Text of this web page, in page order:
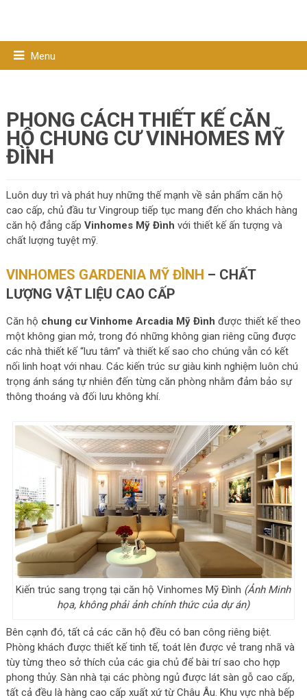
Menu
PHONG CÁCH THIẾT KẾ CĂN
HỘ CHUNG CƯ VINHOMES MỸ
ĐÌNH
Luôn duy trì và phát huy những thế mạnh về sản phẩm căn hộ
cao cấp, chủ đầu tư Vingroup tiếp tục mang đến cho khách hàng
căn hộ đẳng cấp Vinhomes Mỹ Đình với thiết kế ấn tượng và
chất lượng tuyệt mỹ.
VINHOMES GARDENIA MỸ ĐÌNH – CHẤT
LƯỢNG VẬT LIỆU CAO CẤP
Căn hộ chung cư Vinhome Arcadia Mỹ Đình được thiết kế theo
một không gian mở, trong đó những không gian riêng cũng được
các nhà thiết kế “lưu tâm” và thiết kế sao cho chúng vẫn có kết
nối linh hoạt với nhau. Các kiến trúc sư giàu kinh nghiệm luôn chú
trọng ánh sáng tự nhiên đến từng căn phòng nhằm đảm bảo sự
thông thoáng và đối lưu không khí.
Kiến trúc sang trọng tại căn hộ Vinhomes Mỹ Đình (Ảnh Minh
họa, không phải ảnh chính thức của dự án)
Bên cạnh đó, tất cả các căn hộ đều có ban công riêng biệt.
Phòng khách được thiết kế tinh tế, toát lên được vẻ trang nhã và
tùy từng theo sở thích của các gia chủ để bài trí sao cho hợp
phong thủy. Sàn nhà tại các phòng ngủ được lát sàn gỗ cao cấp,
tất cả đều là hàng cao cấp xuất xứ từ Châu Âu. Khu vực nhà bếp